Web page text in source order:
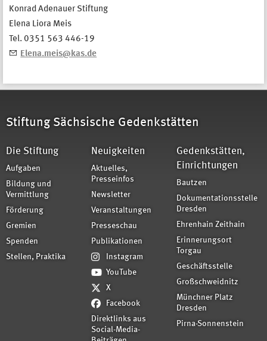
Konrad Adenauer Stiftung
Elena Liora Meis
Tel. 0351 563 446-19
Elena.meis@kas.de
Stiftung Sächsische Gedenkstätten
Die Stiftung
Aufgaben
Bildung und
Vermittlung
Förderung
Gremien
Spenden
Stellen, Praktika
Neuigkeiten
Aktuelles,
Presseinfos
Newsletter
Veranstaltungen
Presseschau
Publikationen
Instagram
YouTube
X
Facebook
Direktlinks aus
Social-Media-
Gedenkstätten,
Einrichtungen
Bautzen
Dokumentationsstelle
Dresden
Ehrenhain Zeithain
Erinnerungsort
Torgau
Geschäftsstelle
Großschweidnitz
Münchner Platz
Dresden
Pirna-Sonnenstein